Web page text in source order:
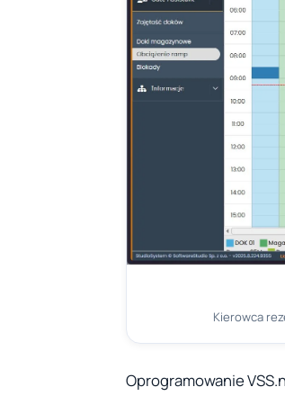
Kierowca
Oprogramowanie